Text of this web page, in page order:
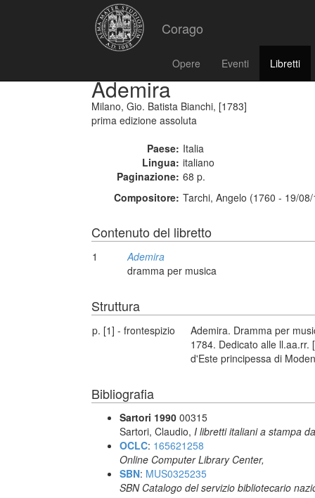
Corago
Opere Eventi Libretti
Ademira
Milano, Gio. Batista Bianchi, [1783]
prima edizione assoluta
Paese: Italia
Lingua: italiano
Paginazione: 68 p.
Compositore: Tarchi, Angelo (1760 - 19/
Contenuto del libretto
1
Ademira
dramma per musica
Struttura
p. [1] - frontespizio
Ademira. Dramma per
1784. Dedicato alle
d'Este principessa di
Bibliografia
Sartori 1990 00315
Sartori, Claudio, I libretti italiani a stampa
OCLC: 165621258
Online Computer Library Center,
SBN: MUS0325235
SBN Catalogo del servizio bibliotecario